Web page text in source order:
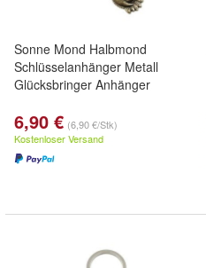
Sonne Mond Halbmond
Schlüsselanhänger Metall
Glücksbringer Anhänger
6,90 € (6,90 €/Stk)
Kostenloser Versand